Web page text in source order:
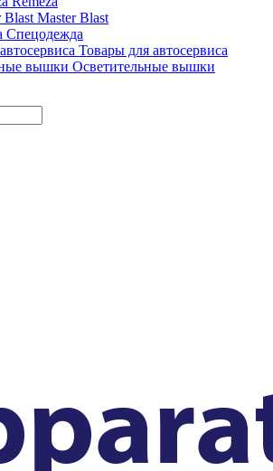
Master Blast
Спецодежда
Товары для автосервиса
Осветительные вышки